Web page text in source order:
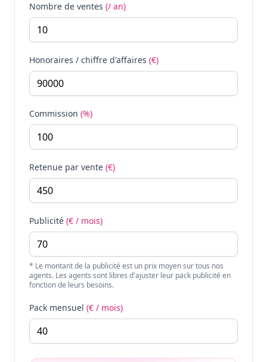
Nombre de ventes (/ an)
Honoraires / chiffre d'affaires (€)
Commission (%)
Retenue par vente (€)
Publicité (€ / mois)
* Le montant de la publicité est un prix moyen sur tous nos
agents. Les agents sont libres d'ajuster leur pack publicité en
fonction de leurs besoins.
Pack mensuel (€ / mois)